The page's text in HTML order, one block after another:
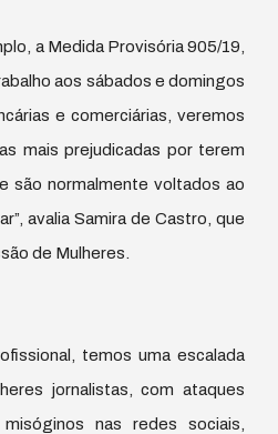
a Medida Provisória 905/19,
aos sábados e domingos
e comerciárias, veremos
mais prejudicadas por terem
são normalmente voltados ao
avalia Samira de Castro, que
de Mulheres.
temos uma escalada
jornalistas, com ataques
nas redes sociais,